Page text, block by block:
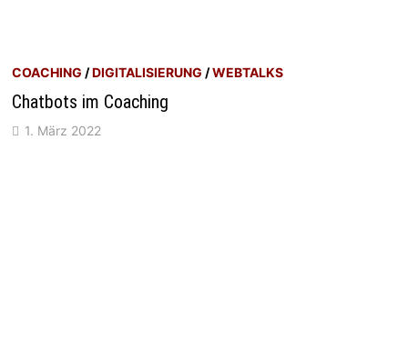
COACHING /DIGITALISIERUNG /WEBTALKS
Chatbots im Coaching
1. März 2022